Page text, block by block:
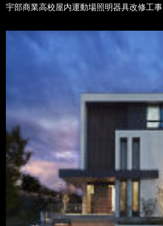
宇部商業高校屋内運動場照明器具改修工事